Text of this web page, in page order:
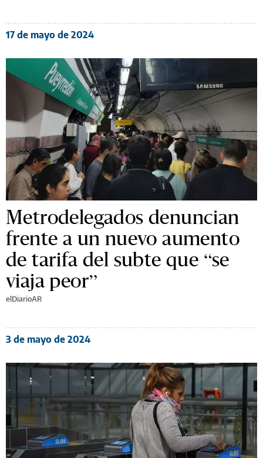
17 de mayo de 2024
Metrodelegados denuncian
frente a un nuevo aumento
de tarifa del subte que “se
viaja peor”
elDiarioAR
3 de mayo de 2024